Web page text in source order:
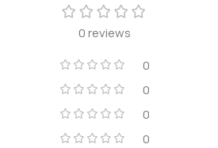
0 reviews
0
0
0
0